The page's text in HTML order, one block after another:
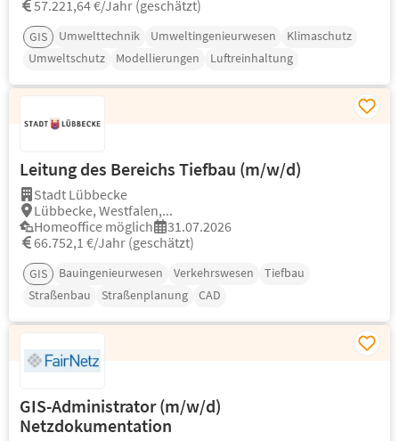
57.221,64 €/Jahr (geschätzt)
GIS Umwelttechnik Umweltingenieurwesen
Klimaschutz
Umweltschutz
Modellierungen Luftreinhaltung
Leitung des Bereichs Tiefbau (m/w/d)
Stadt Lübbecke
Lübbecke, Westfalen,...
Homeoffice möglich
31.07.2026
66.752,1 €/Jahr (geschätzt)
GIS Bauingenieurwesen Verkehrswesen
Tiefbau
Straßenbau
Straßenplanung CAD
GIS-Administrator (m/w/d)
Netzdokumentation